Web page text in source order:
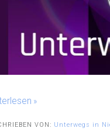
VON: Unterwegs in